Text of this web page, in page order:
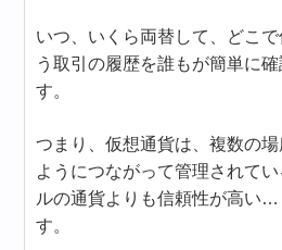
いつ、いくら両替して、どこ
う取引の履歴を誰もが簡単に
す。
つまり、仮想通貨は、複数の
ようにつながって管理されて
ルの通貨よりも信頼性が高い
す。